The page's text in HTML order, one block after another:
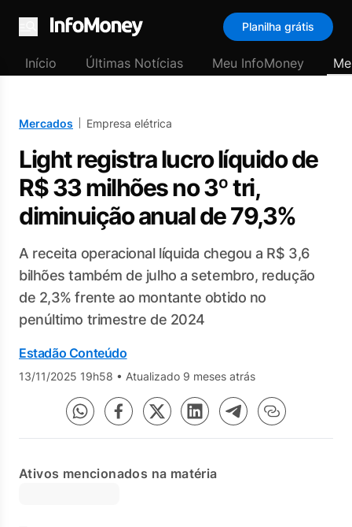
Menu
Planilha grátis
Início Últimas Notícias Meu InfoMoney
Mercados Empresa elétrica
Light registra lucro líquido de
R$ 33 milhões no 3º tri,
diminuição anual de 79,3%
A receita operacional líquida chegou a R$ 3,6
bilhões também de julho a setembro, redução
de 2,3% frente ao montante obtido no
penúltimo trimestre de 2024
Estadão Conteúdo
13/11/2025 19h58 • Atualizado 9 meses atrás
Ativos mencionados na matéria